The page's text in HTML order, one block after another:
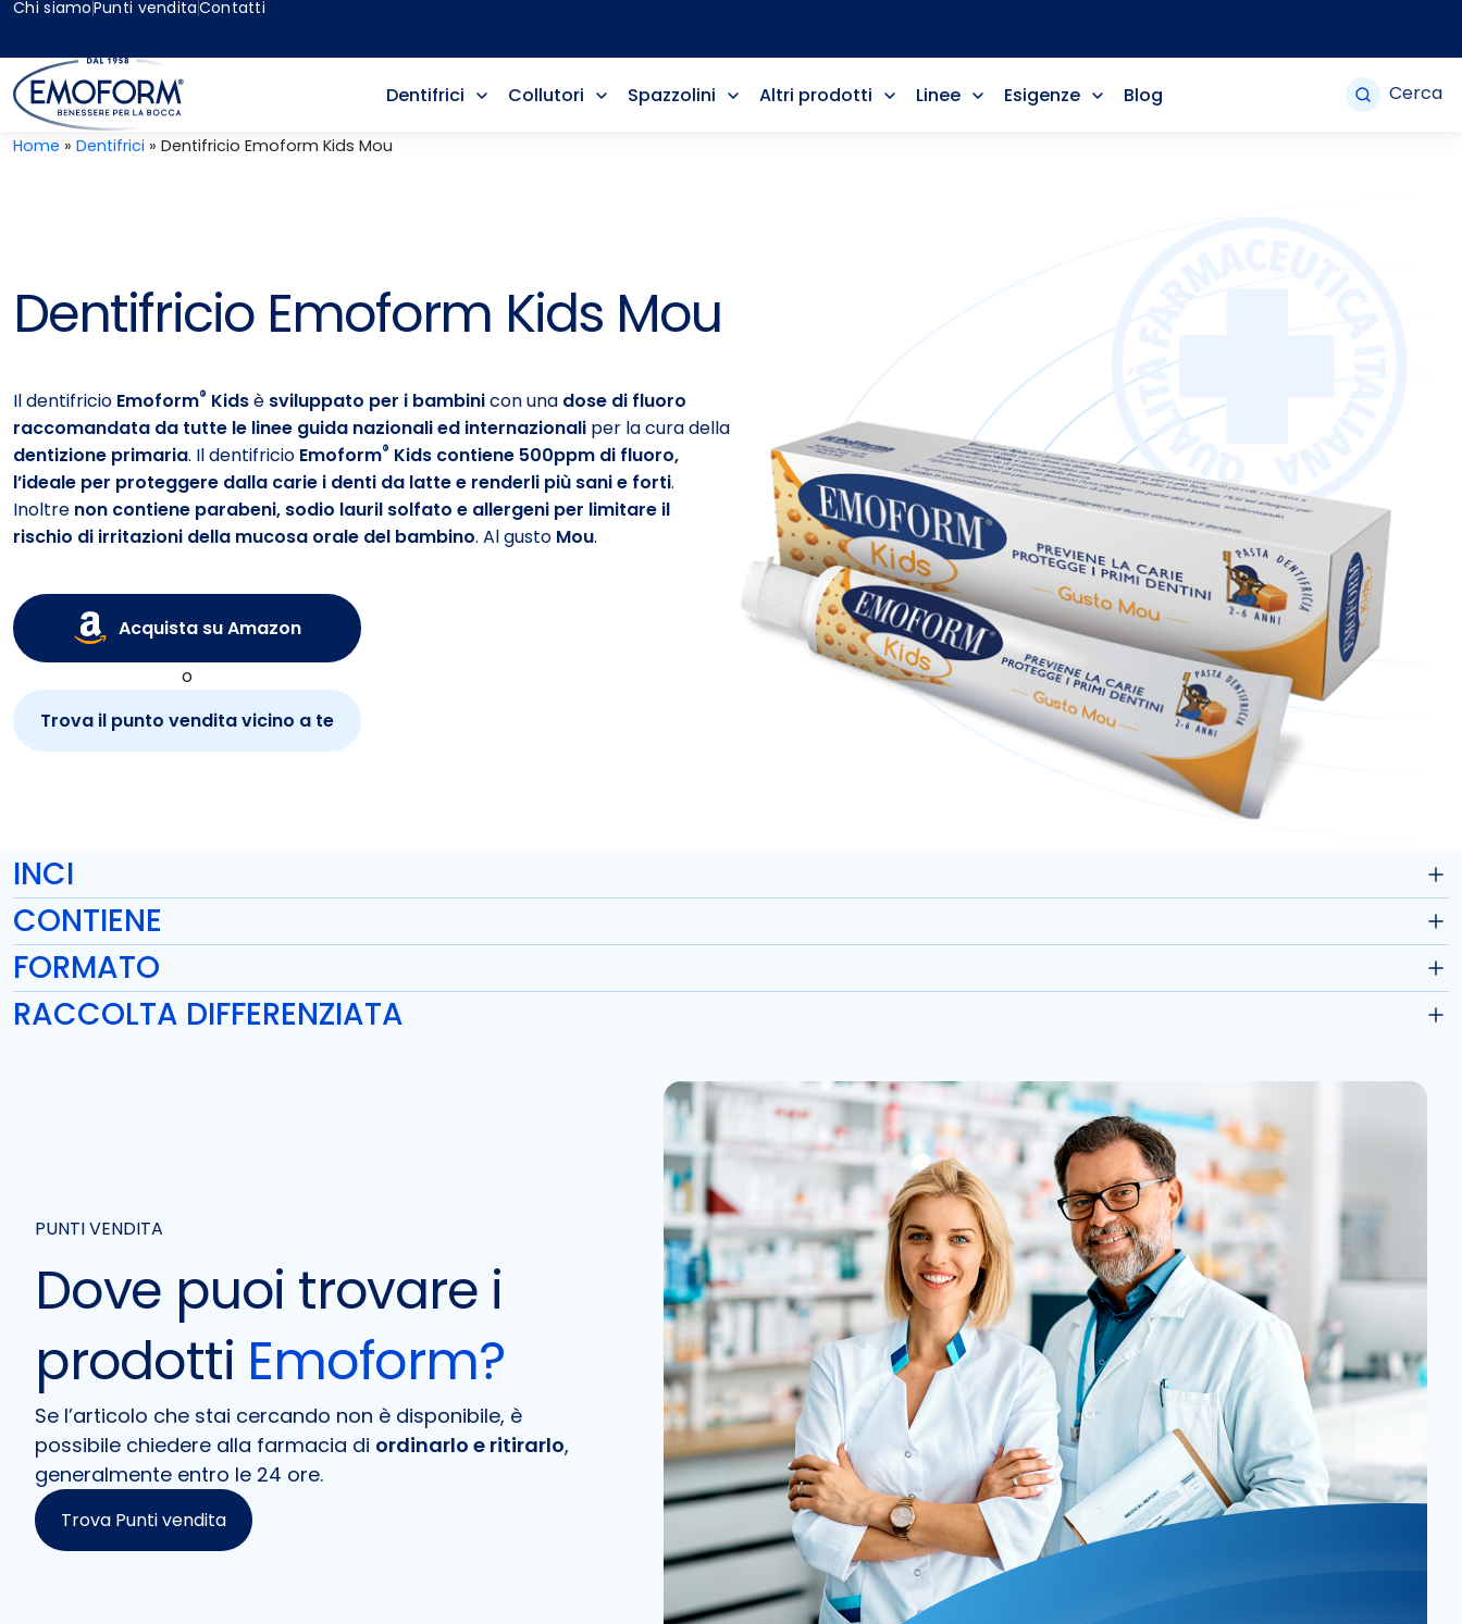
Chi siamoPunti venditaContatti
Dentifrici Collutori Spazzolini Altri prodotti Linee Esigenze Blog Cerca
Home » Dentifrici » Dentifricio Emoform Kids Mou
Dentifricio Emoform Kids Mou
Il dentifricio Emoform® Kidsè sviluppato per i bambinicon una dose di fluoro
raccomandata da tutte le linee guida nazionali ed internazionali per la cura della
dentizione primaria. Il dentifricio Emoform® Kids contiene 500ppm di fluoro,
l’ideale per proteggere dalla carie i denti da latte e renderli più sani e forti.
Inoltre non contiene parabeni, sodio lauril solfato e allergeni per limitare il
rischio di irritazioni della mucosa orale del bambino. Al gusto Mou.
Acquista su Amazon
o
Trova il punto vendita vicino a te
INCI
CONTIENE
FORMATO
RACCOLTA DIFFERENZIATA
PUNTI VENDITA
Dove puoi trovare i
prodotti Emoform?
Se l’articolo che stai cercando non è disponibile, è
possibile chiedere alla farmacia di ordinarlo e ritirarlo,
generalmente entro le 24 ore.
Trova Punti vendita